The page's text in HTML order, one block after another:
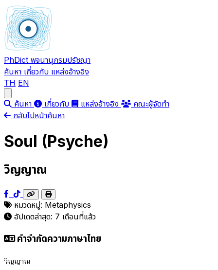
PhDict พจนานุกรมปรัชญา
ค้นหา เกี่ยวกับ แหล่งอ้างอิง
TH EN
ค้นหา เกี่ยวกับ แหล่งอ้างอิง
คณะผู้จัดทำ
กลับไปหน้าค้นหา
Soul (Psyche)
วิญญาณ
หมวดหมู่: Metaphysics
อัปเดตล่าสุด: 7 เดือนที่แล้ว
คำจำกัดความภาษาไทย
วิญญาณ